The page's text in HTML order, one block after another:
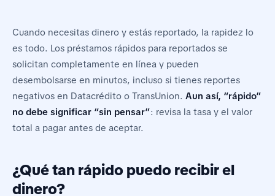
Cuando necesitas dinero y estás reportado, la rapidez lo
es todo. Los préstamos rápidos para reportados se
solicitan completamente en línea y pueden
desembolsarse en minutos, incluso si tienes reportes
negativos en Datacrédito o TransUnion. Aun así, “rápido”
no debe significar “sin pensar”: revisa la tasa y el valor
total a pagar antes de aceptar.
¿Qué tan rápido puedo recibir el
dinero?